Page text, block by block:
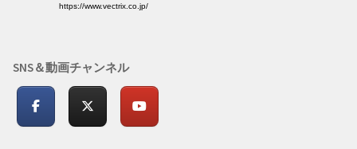
https://www.vectrix.co.jp/
SNS＆動画チャンネル